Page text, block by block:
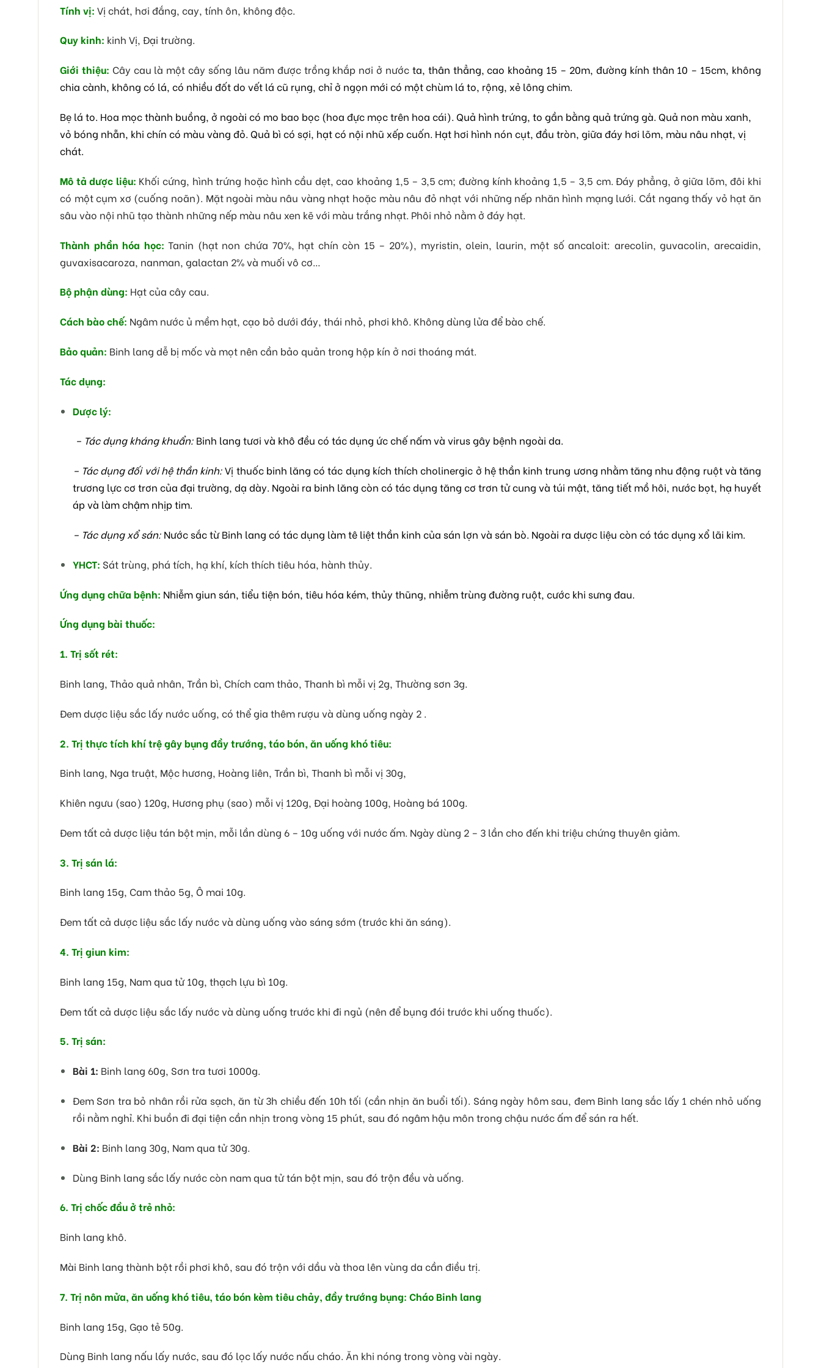
Tính vị: Vị chát, hơi đắng, cay, tính ôn, không độc.
Quy kinh: kinh Vị, Đại trường.
Giới thiệu: Cây cau là một cây sống lâu năm được trồng khắp nơi ở nước ta, thân thẳng, cao khoảng 15 – 20m, đường kính thân 10 – 15cm, không
chia cành, không có lá, có nhiều đốt do vết lá cũ rụng, chỉ ở ngọn mới có một chùm lá to, rộng, xẻ lông chim.
Bẹ lá to. Hoa mọc thành buồng, ở ngoài có mo bao bọc (hoa đực mọc trên hoa cái). Quả hình trứng, to gần bằng quả trứng gà. Quả non màu xanh,
vỏ bóng nhẵn, khi chín có màu vàng đỏ. Quả bì có sợi, hạt có nội nhũ xếp cuốn. Hạt hơi hình nón cụt, đầu tròn, giữa đáy hơi lõm, màu nâu nhạt, vị
chát.
Mô tả dược liệu: Khối cứng, hình trứng hoặc hình cầu dẹt, cao khoảng 1,5 – 3,5 cm; đường kính khoảng 1,5 – 3,5 cm. Đáy phẳng, ở giữa lõm, đôi khi
có một cụm xơ (cuống noãn). Mặt ngoài màu nâu vàng nhạt hoặc màu nâu đỏ nhạt với những nếp nhăn hình mạng lưới. Cắt ngang thấy vỏ hạt ăn
sâu vào nội nhũ tạo thành những nếp màu nâu xen kẽ với màu trắng nhạt. Phôi nhỏ nằm ở đáy hạt.
Thành phần hóa học: Tanin (hạt non chứa 70%, hạt chín còn 15 – 20%), myristin, olein, laurin, một số ancaloit: arecolin, guvacolin, arecaidin,
guvaxisacaroza, nanman, galactan 2% và muối vô cơ…
Bộ phận dùng: Hạt của cây cau.
Cách bào chế: Ngâm nước ủ mềm hạt, cạo bỏ dưới đáy, thái nhỏ, phơi khô. Không dùng lửa để bào chế.
Bảo quản: Binh lang dễ bị mốc và mọt nên cần bảo quản trong hộp kín ở nơi thoáng mát.
Tác dụng:
Dược lý:
– Tác dụng kháng khuẩn:Binh lang tươi và khô đều có tác dụng ức chế nấm và virus gây bệnh ngoài da.
– Tác dụng đối với hệ thần kinh:Vị thuốc binh lăng có tác dụng kích thích cholinergic ở hệ thần kinh trung ương nhằm tăng nhu động ruột và tăng
trương lực cơ trơn của đại trường, dạ dày. Ngoài ra binh lăng còn có tác dụng tăng cơ trơn tử cung và túi mật, tăng tiết mồ hôi, nước bọt, hạ huyết
áp và làm chậm nhịp tim.
– Tác dụng xổ sán:Nước sắc từ Binh lang có tác dụng làm tê liệt thần kinh của sán lợn và sán bò. Ngoài ra dược liệu còn có tác dụng xổ lãi kim.
YHCT: Sát trùng, phá tích, hạ khí, kích thích tiêu hóa, hành thủy.
Ứng dụng chữa bệnh: Nhiễm giun sán, tiểu tiện bón, tiêu hóa kém, thủy thũng, nhiễm trùng đường ruột, cước khi sưng đau.
Ứng dụng bài thuốc:
1. Trị sốt rét:
Binh lang, Thảo quả nhân, Trần bì, Chích cam thảo, Thanh bì mỗi vị 2g, Thường sơn 3g.
Đem dược liệu sắc lấy nước uống, có thể gia thêm rượu và dùng uống ngày 2 .
2. Trị thực tích khí trệ gây bụng đầy trướng, táo bón, ăn uống khó tiêu:
Binh lang, Nga truật, Mộc hương, Hoàng liên, Trần bì, Thanh bì mỗi vị 30g,
Khiên ngưu (sao) 120g, Hương phụ (sao) mỗi vị 120g, Đại hoàng 100g, Hoàng bá 100g.
Đem tất cả dược liệu tán bột mịn, mỗi lần dùng 6 – 10g uống với nước ấm. Ngày dùng 2 – 3 lần cho đến khi triệu chứng thuyên giảm.
3. Trị sán lá:
Binh lang 15g, Cam thảo 5g, Ô mai 10g.
Đem tất cả dược liệu sắc lấy nước và dùng uống vào sáng sớm (trước khi ăn sáng).
4. Trị giun kim:
Binh lang 15g, Nam qua tử 10g, thạch lựu bì 10g.
Đem tất cả dược liệu sắc lấy nước và dùng uống trước khi đi ngủ (nên để bụng đói trước khi uống thuốc).
5. Trị sán:
Bài 1: Binh lang 60g, Sơn tra tươi 1000g.
Đem Sơn tra bỏ nhân rồi rửa sạch, ăn từ 3h chiều đến 10h tối (cần nhịn ăn buổi tối). Sáng ngày hôm sau, đem Binh lang sắc lấy 1 chén nhỏ uống
rồi nằm nghỉ. Khi buồn đi đại tiện cần nhịn trong vòng 15 phút, sau đó ngâm hậu môn trong chậu nước ấm để sán ra hết.
Bài 2: Binh lang 30g, Nam qua tử 30g.
Dùng Binh lang sắc lấy nước còn nam qua tử tán bột mịn, sau đó trộn đều và uống.
6. Trị chốc đầu ở trẻ nhỏ:
Binh lang khô.
Mài Binh lang thành bột rồi phơi khô, sau đó trộn với dầu và thoa lên vùng da cần điều trị.
7. Trị nôn mửa, ăn uống khó tiêu, táo bón kèm tiêu chảy, đầy trướng bụng: Cháo Binh lang
Binh lang 15g, Gạo tẻ 50g.
Dùng Binh lang nấu lấy nước, sau đó lọc lấy nước nấu cháo. Ăn khi nóng trong vòng vài ngày.